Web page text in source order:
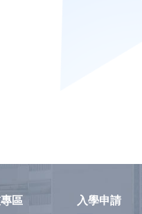
區 入學申請